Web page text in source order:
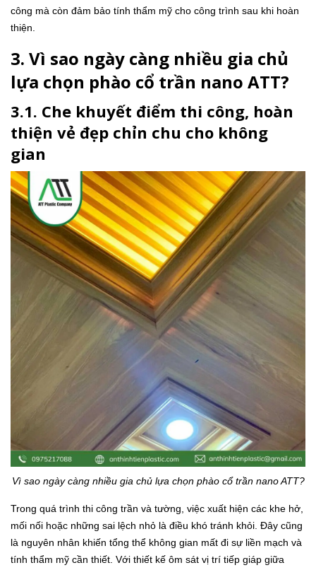
công mà còn đảm bảo tính thẩm mỹ cho công trình sau khi hoàn
thiện.
3. Vì sao ngày càng nhiều gia chủ
lựa chọn phào cổ trần nano ATT?
3.1. Che khuyết điểm thi công, hoàn
thiện vẻ đẹp chỉn chu cho không
gian
Vì sao ngày càng nhiều gia chủ lựa chọn phào cổ trần nano ATT?
Trong quá trình thi công trần và tường, việc xuất hiện các khe hở,
mối nối hoặc những sai lệch nhỏ là điều khó tránh khỏi. Đây cũng
là nguyên nhân khiến tổng thể không gian mất đi sự liền mạch và
tính thẩm mỹ cần thiết. Với thiết kế ôm sát vị trí tiếp giáp giữa